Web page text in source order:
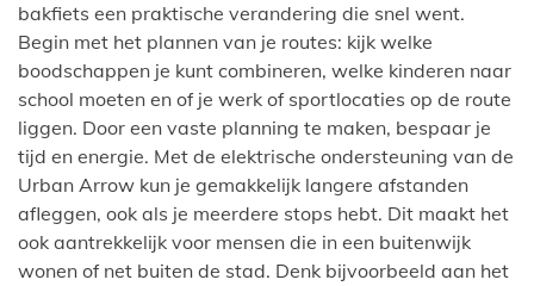
bakfiets een praktische verandering die snel went.
Begin met het plannen van je routes: kijk welke
boodschappen je kunt combineren, welke kinderen naar
school moeten en of je werk of sportlocaties op de route
liggen. Door een vaste planning te maken, bespaar je
tijd en energie. Met de elektrische ondersteuning van de
Urban Arrow kun je gemakkelijk langere afstanden
afleggen, ook als je meerdere stops hebt. Dit maakt het
ook aantrekkelijk voor mensen die in een buitenwijk
wonen of net buiten de stad. Denk bijvoorbeeld aan het